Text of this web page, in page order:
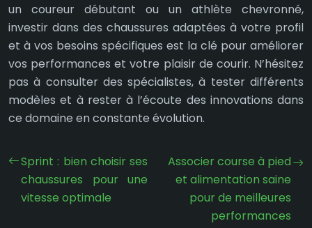
un coureur débutant ou un athlète chevronné,
investir dans des chaussures adaptées à votre profil
et à vos besoins spécifiques est la clé pour améliorer
vos performances et votre plaisir de courir. N’hésitez
pas à consulter des spécialistes, à tester différents
modèles et à rester à l’écoute des innovations dans
ce domaine en constante évolution.
Sprint : bien choisir ses
chaussures pour une
vitesse optimale
Associer course à pied
et alimentation saine
pour de meilleures
performances